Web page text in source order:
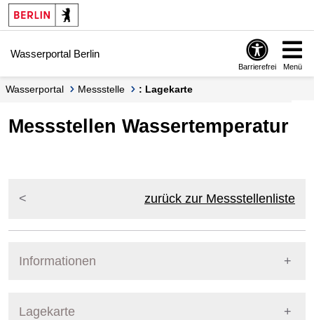
Springe zur Navigation
Springe zum Inhalt
Wasserportal Berlin
Barrierefrei Menü
Wasserportal Messstelle : Lagekarte
Messstellen Wassertemperatur
zurück zur Messstellenliste
Informationen
Lagekarte